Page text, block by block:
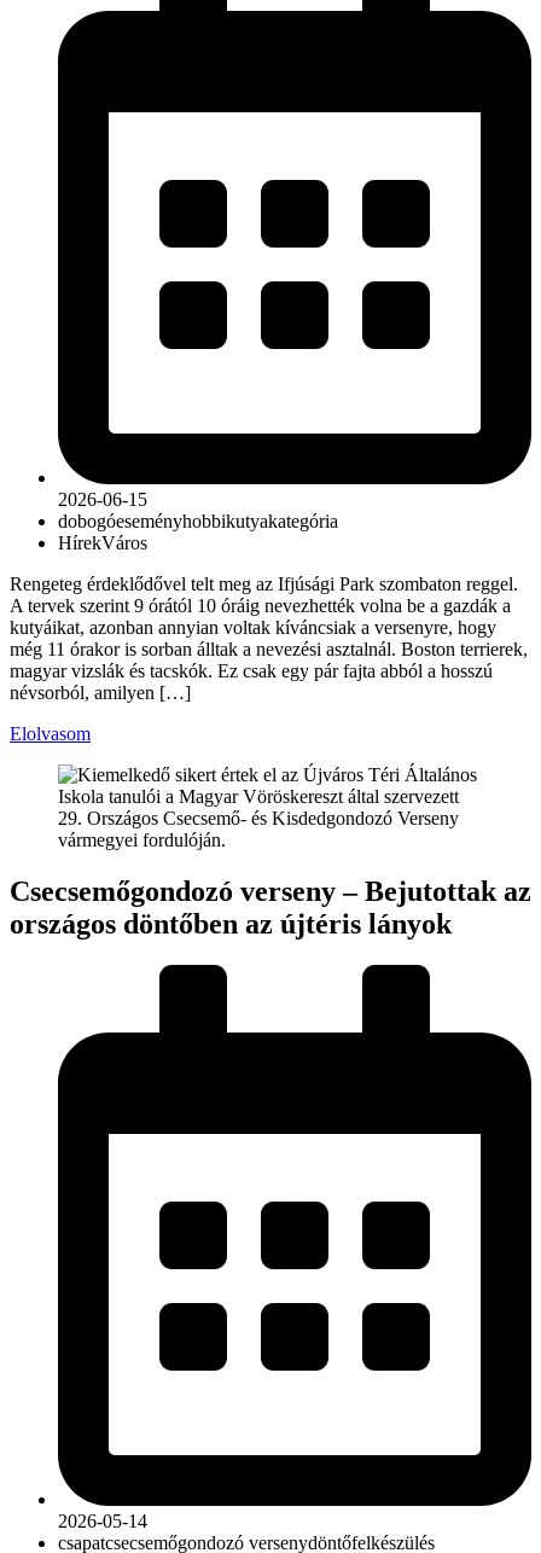
2026-06-15
dobogóeseményhobbikutyakategória
HírekVáros
Rengeteg érdeklődővel telt meg az Ifjúsági Park szombaton reggel.
A tervek szerint 9 órától 10 óráig nevezhették volna be a gazdák a
kutyáikat, azonban annyian voltak kíváncsiak a versenyre, hogy
még 11 órakor is sorban álltak a nevezési asztalnál. Boston terrierek,
magyar vizslák és tacskók. Ez csak egy pár fajta abból a hosszú
névsorból, amilyen […]
Elolvasom
Csecsemőgondozó verseny – Bejutottak az
országos döntőben az újtéris lányok
2026-05-14
csapatcsecsemőgondozó versenydöntőfelkészülés